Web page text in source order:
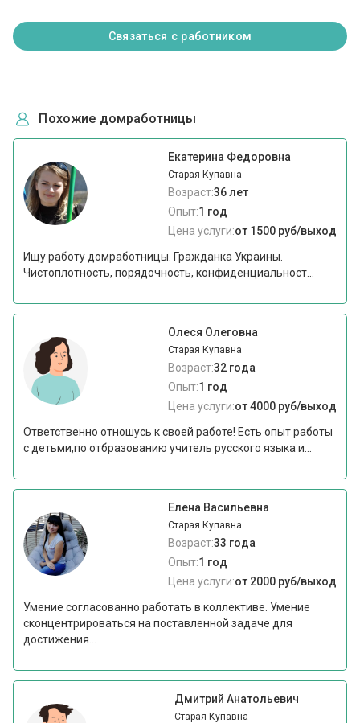
Связаться с работником
Похожие домработницы
Екатерина Федоровна
Старая Купавна
Возраст:36 лет
Опыт:1 год
Цена услуги:от 1500 руб/выход
Ищу работу домработницы. Гражданка Украины.
Чистоплотность, порядочность, конфиденциальност...
Олеся Олеговна
Старая Купавна
Возраст:32 года
Опыт:1 год
Цена услуги:от 4000 руб/выход
Ответственно отношусь к своей работе! Есть опыт работы
с детьми,по отбразованию учитель русского языка и...
Елена Васильевна
Старая Купавна
Возраст:33 года
Опыт:1 год
Цена услуги:от 2000 руб/выход
Умение согласованно работать в коллективе. Умение
сконцентрироваться на поставленной задаче для
достижения...
Дмитрий Анатольевич
Старая Купавна